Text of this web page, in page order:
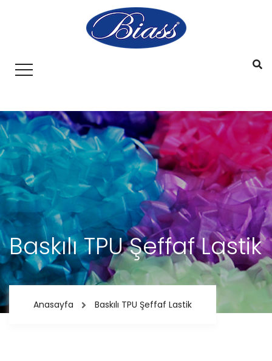
Baskılı TPU Şeffaf Lastik
Anasayfa Baskılı TPU Şeffaf Lastik